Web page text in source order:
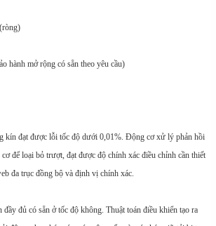
hành mở rộng có sẵn theo yêu cầu)
kín đạt được lỗi tốc độ dưới 0,01%. Động cơ xử lý phản hồi
để loại bỏ trượt, đạt được độ chính xác điều chỉnh cần thiết
đa trục đồng bộ và định vị chính xác.
đầy đủ có sẵn ở tốc độ không. Thuật toán điều khiển tạo ra